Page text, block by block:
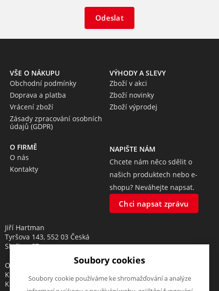
Odeslat
VŠE O NÁKUPU
Obchodní podmínky
Doprava a platba
Vrácení zboží
Zásady zpracování osobních
údajů (GDPR)
VÝHODY A SLEVY
Zboží v akci
Zboží novinky
Zboží výprodej
O FIRMĚ
O nás
Kontakty
NAPIŠTE NÁM
Chcete nám něco sdělit o
našich produktech nebo e-
shopu? Neváhejte napsat.
Chci napsat zprávu
Jiří Hartman
Tyršova 143, 552 03 Česká
Skalice, CZ
Obchodní rejstřík vedený u
Krajského soudu v Hradci
Králové, oddíl A, vložka 18553
Soubory cookies
Soubory cookie používáme ke shromažďování a analýze